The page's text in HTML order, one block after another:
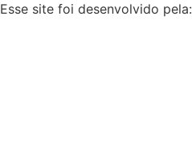
Esse site foi desenvolvido pela: